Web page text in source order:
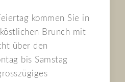
kommen Sie in
Brunch mit
über den
bis Samstag